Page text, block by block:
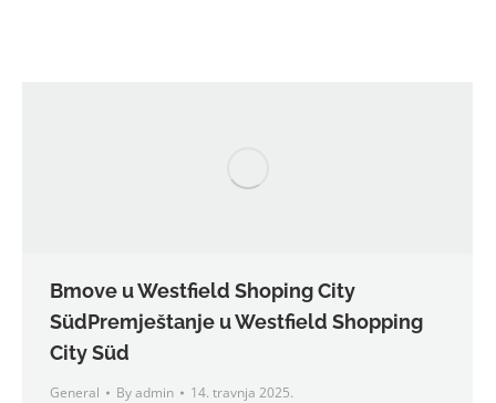
Bmove u Westfield Shoping City
SüdPremještanje u Westfield Shopping
City Süd
General Byadmin 14. travnja 2025.